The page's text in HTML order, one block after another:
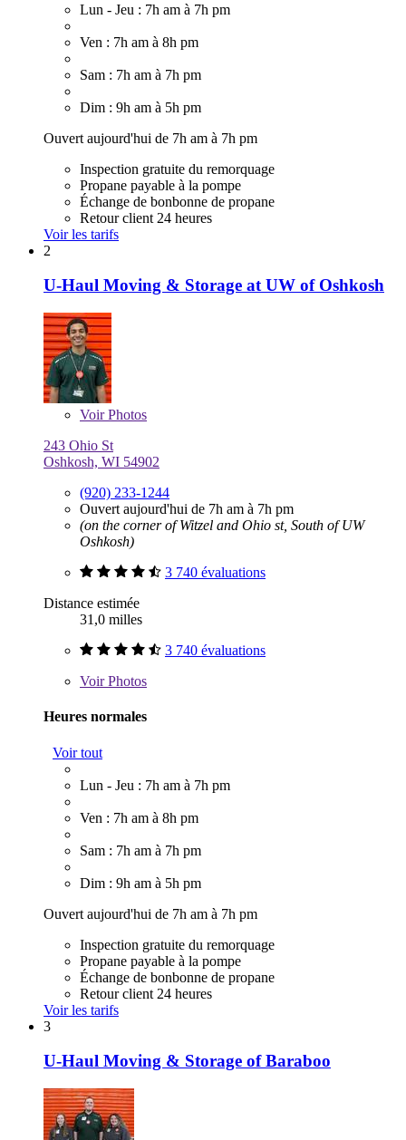
Lun - Jeu : 7h am à 7h pm
Ven : 7h am à 8h pm
Sam : 7h am à 7h pm
Dim : 9h am à 5h pm
Ouvert aujourd'hui de 7h am à 7h pm
Inspection gratuite du remorquage
Propane payable à la pompe
Échange de bonbonne de propane
Retour client 24 heures
Voir les tarifs
2
U-Haul Moving & Storage at UW of Oshkosh
VoirPhotos
243 Ohio St
Oshkosh, WI 54902
(920) 233-1244
Ouvert aujourd'hui de 7h am à 7h pm
(on the corner of Witzel and Ohio st, South of UW
Oshkosh)
3 740 évaluations
Distance estimée
31,0 milles
3 740 évaluations
VoirPhotos
Heures normales
Voir tout
Lun - Jeu : 7h am à 7h pm
Ven : 7h am à 8h pm
Sam : 7h am à 7h pm
Dim : 9h am à 5h pm
Ouvert aujourd'hui de 7h am à 7h pm
Inspection gratuite du remorquage
Propane payable à la pompe
Échange de bonbonne de propane
Retour client 24 heures
Voir les tarifs
3
U-Haul Moving & Storage of Baraboo